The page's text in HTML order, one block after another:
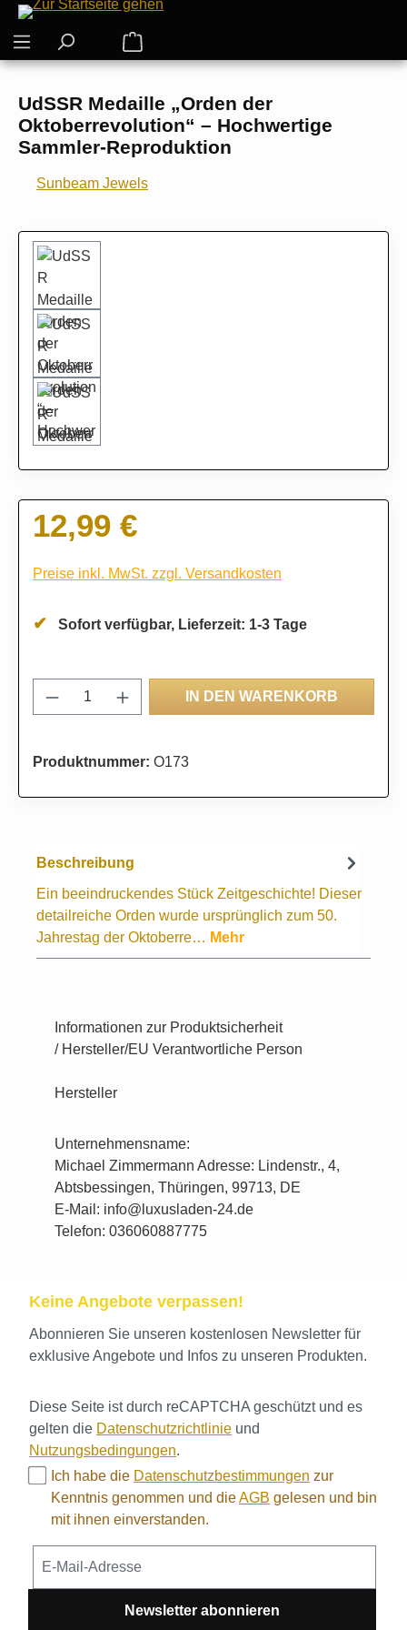
Zum Hauptinhalt springen
Warenkorb enthält 0 Positionen. Der
UdSSR Medaille „Orden der
Oktoberrevolution“ – Hochwertige
Sammler-Reproduktion
Sunbeam Jewels
Bildergalerie überspringen
Regulärer Preis:
12,99 €
Preise inkl. MwSt. zzgl. Versandkosten
Sofort verfügbar, Lieferzeit: 1-3 Tage
Produkt Anzahl: Gib den gewünschten
IN DEN WARENKORB
Produktnummer: O173
Beschreibung
Ein beeindruckendes Stück Zeitgeschichte! Dieser
detailreiche Orden wurde ursprünglich zum 50.
Jahrestag der Oktoberre… Mehr
Informationen zur Produktsicherheit
/ Hersteller/EU Verantwortliche Person
Hersteller
Unternehmensname:
Michael Zimmermann Adresse: Lindenstr., 4,
Abtsbessingen, Thüringen, 99713, DE
E-Mail: info@luxusladen-24.de
Telefon: 036060887775
Keine Angebote verpassen!
Abonnieren Sie unseren kostenlosen Newsletter für
exklusive Angebote und Infos zu unseren Produkten.
Diese Seite ist durch reCAPTCHA geschützt und es
gelten die Datenschutzrichtlinie und
Nutzungsbedingungen.
Ich habe die Datenschutzbestimmungen zur
Kenntnis genommen und dieAGB gelesen und bin
mit ihnen einverstanden.
Newsletter abonnieren